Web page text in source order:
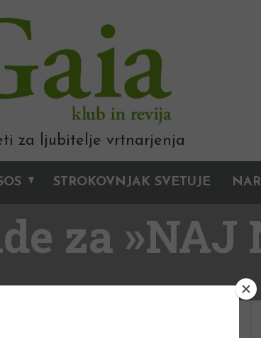
za ljubitelje vrtnarjenja
STROKOVNJAK SVETUJE
za »NAJ